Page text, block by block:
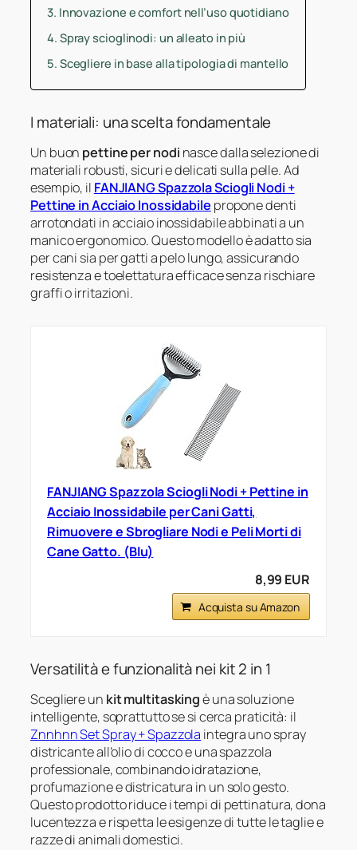
Innovazione e comfort nell’uso quotidiano
Spray scioglinodi: un alleato in più
Scegliere in base alla tipologia di mantello
I materiali: una scelta fondamentale
Un buon pettine per nodi nasce dalla selezione di
materiali robusti, sicuri e delicati sulla pelle. Ad
esempio, il FANJIANG Spazzola Sciogli Nodi +
Pettine in Acciaio Inossidabile propone denti
arrotondati in acciaio inossidabile abbinati a un
manico ergonomico. Questo modello è adatto sia
per cani sia per gatti a pelo lungo, assicurando
resistenza e toelettatura efficace senza rischiare
graffi o irritazioni.
FANJIANG Spazzola Sciogli Nodi + Pettine in
Acciaio Inossidabile per Cani Gatti,
Rimuovere e Sbrogliare Nodi e Peli Morti di
Cane Gatto. (Blu)
8,99 EUR
Acquista su Amazon
Versatilità e funzionalità nei kit 2 in 1
Scegliere un kit multitaskingè una soluzione
intelligente, soprattutto se si cerca praticità: il
Znnhnn Set Spray + Spazzola integra uno spray
districante all’olio di cocco e una spazzola
professionale, combinando idratazione,
profumazione e districatura in un solo gesto.
Questo prodotto riduce i tempi di pettinatura, dona
lucentezza e rispetta le esigenze di tutte le taglie e
razze di animali domestici.